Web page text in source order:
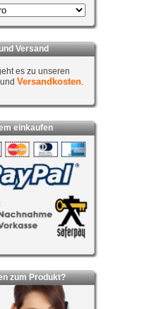
Versand
es zu unseren
und Versandkosten.
einkaufen
zum Produkt?